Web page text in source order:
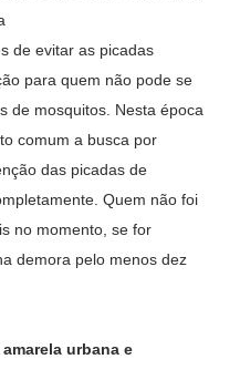
de evitar as picadas
para quem não pode se
de mosquitos. Nesta época
comum a busca por
das picadas de
Quem não foi
no momento, se for
demora pelo menos dez
urbana e